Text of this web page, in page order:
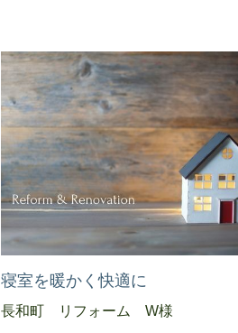
寝室を暖かく快適に
長和町 リフォーム W様